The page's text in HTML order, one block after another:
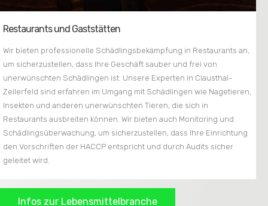
Restaurants und Gaststätten
Wir bieten professionelle Schädlingsbekämpfung in Restaurants an,
um sicherzustellen, dass Ihre Geschäft sauber und frei von
unerwünschten Schädlingen ist. Unsere Experten in Clausthal-
Zellerfeld sind erfahren im Umgang mit Schädlingen wie Nagetieren,
Insekten und anderen unerwünschten Tieren, die sich in
Restaurants ausbreiten können. Wir bieten auch Monitoring und
Schädlingsüberwachung, um sicherzustellen, dass Ihre Einrichtung
den Vorschriften der HACCP entspricht und durch Audits sicher
geleitet wird.
Infos zur Lebensmittelbranche